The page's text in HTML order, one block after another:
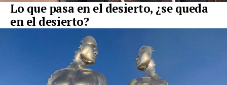
Lo que pasa en el desierto, ¿se queda
en el desierto?